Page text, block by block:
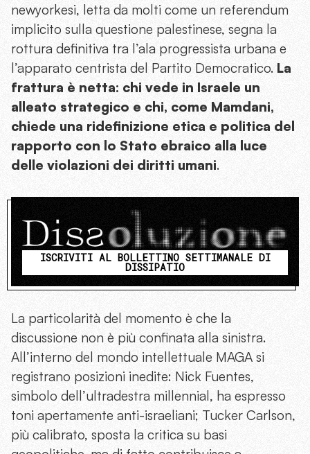
newyorkesi, letta da molti come un referendum
implicito sulla questione palestinese, segna la
rottura definitiva tra l’ala progressista urbana e
l’apparato centrista del Partito Democratico. La
frattura è netta: chi vede in Israele un
alleato strategico e chi, come Mamdani,
chiede una ridefinizione etica e politica del
rapporto con lo Stato ebraico alla luce
delle violazioni dei diritti umani.
ISCRIVITI AL BOLLETTINO SETTIMANALE DI
DISSIPATIO
La particolarità del momento è che la
discussione non è più confinata alla sinistra.
All’interno del mondo intellettuale MAGA si
registrano posizioni inedite: Nick Fuentes,
simbolo dell’ultradestra millennial, ha espresso
toni apertamente anti-israeliani; Tucker Carlson,
più calibrato, sposta la critica su basi